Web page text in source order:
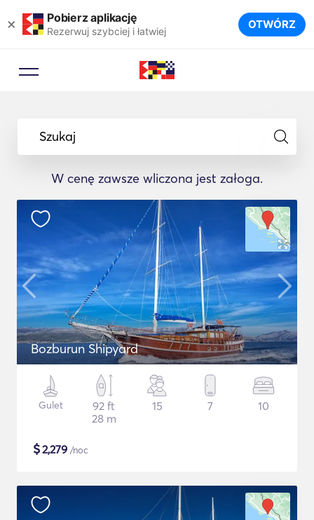
× Pobierz aplikację
Rezerwuj szybciej i łatwiej OTWÓRZ
Szukaj
W cenę zawsze wliczona jest załoga.
Bozburun Shipyard
Gulet
92 ft
28 m
15 7 10
$2,279 /noc